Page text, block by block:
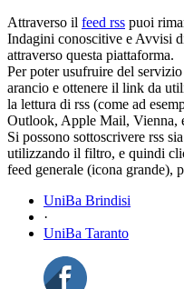
Attraverso il feed rss puoi
Indagini conoscitive e Avvisi
attraverso questa piattaforma.
Per poter usufruire del
arancio e ottenere il link da
la lettura di rss (come ad
Outlook, Apple Mail, Vienna,
Si possono sottoscrivere rss
utilizzando il filtro, e quindi
feed generale (icona grande),
UniBa Brindisi
·
UniBa Taranto